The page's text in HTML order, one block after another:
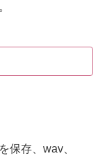
保存、wav、